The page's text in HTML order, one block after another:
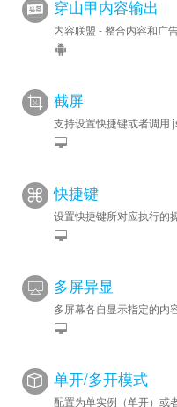
穿山甲内容输出
内容联盟 - 整合内容和广
截屏
支持设置快捷键或者调用
快捷键
设置快捷键所对应执行的
多屏异显
多屏幕各自显示指定的内
单开/多开模式
配置为单实例（单开）或